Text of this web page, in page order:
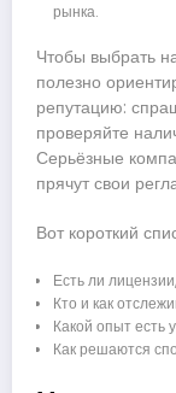
рынка.
Чтобы выбрать
полезно
репутацию:
проверяйте
Серьёзные
прячут свои
Вот короткий
Есть ли
Кто и как
Какой опыт есть
Как решаются